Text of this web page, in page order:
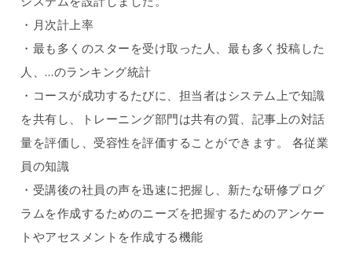
・月次計上率
・最も多くのスターを受け取った人、最も多く投稿した
人、…のランキング統計
・コースが成功するたびに、担当者はシステム上で知識
を共有し、トレーニング部門は共有の質、記事上の対話
量を評価し、受容性を評価することができます。 各従業
員の知識
・受講後の社員の声を迅速に把握し、新たな研修プログ
ラムを作成するためのニーズを把握するためのアンケー
トやアセスメントを作成する機能